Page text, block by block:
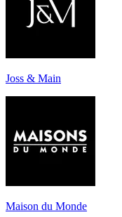
Joss & Main
Maison du Monde